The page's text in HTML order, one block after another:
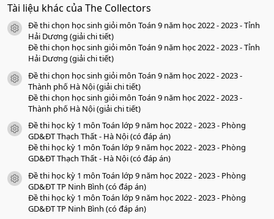
0
a
o
Tài liệu khác của The Collectors
icon tài liệu
Đề thi chọn học sinh giỏi môn Toán 9 năm học 2022 - 2023 - Tỉnh
Hải Dương (giải chi tiết)
Đề thi chọn học sinh giỏi môn Toán 9 năm học 2022 - 2023 - Tỉnh
Hải Dương (giải chi tiết)
icon tài liệu
Đề thi chọn học sinh giỏi môn Toán 9 năm học 2022 - 2023 -
Thành phố Hà Nội (giải chi tiết)
Đề thi chọn học sinh giỏi môn Toán 9 năm học 2022 - 2023 -
Thành phố Hà Nội (giải chi tiết)
icon tài liệu
Đề thi học kỳ 1 môn Toán lớp 9 năm học 2022 - 2023 - Phòng
GD&ĐT Thạch Thất - Hà Nội (có đáp án)
Đề thi học kỳ 1 môn Toán lớp 9 năm học 2022 - 2023 - Phòng
GD&ĐT Thạch Thất - Hà Nội (có đáp án)
icon tài liệu
Đề thi học kỳ 1 môn Toán lớp 9 năm học 2022 - 2023 - Phòng
GD&ĐT TP Ninh Bình (có đáp án)
Đề thi học kỳ 1 môn Toán lớp 9 năm học 2022 - 2023 - Phòng
GD&ĐT TP Ninh Bình (có đáp án)